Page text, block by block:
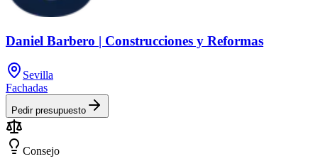
Daniel Barbero | Construcciones y Reformas
Sevilla
Fachadas
Pedir presupuesto
Consejo